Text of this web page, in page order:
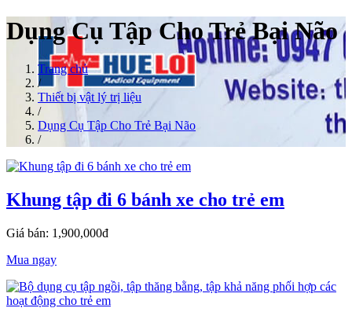
Dụng Cụ Tập Cho Trẻ Bại Não
Trang chủ
/
Thiết bị vật lý trị liệu
/
Dụng Cụ Tập Cho Trẻ Bại Não
/
Khung tập đi 6 bánh xe cho trẻ em
Giá bán: 1,900,000đ
Mua ngay